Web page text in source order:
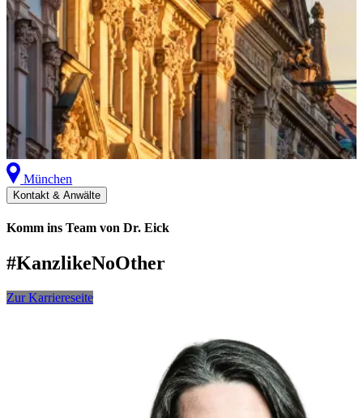
München
Kontakt & Anwälte
Komm ins Team von Dr. Eick
#KanzlikeNoOther
Zur Karriereseite